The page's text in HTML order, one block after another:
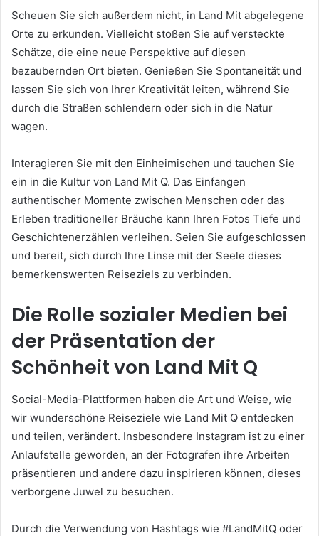
Scheuen Sie sich außerdem nicht, in Land Mit abgelegene
Orte zu erkunden. Vielleicht stoßen Sie auf versteckte
Schätze, die eine neue Perspektive auf diesen
bezaubernden Ort bieten. Genießen Sie Spontaneität und
lassen Sie sich von Ihrer Kreativität leiten, während Sie
durch die Straßen schlendern oder sich in die Natur
wagen.
Interagieren Sie mit den Einheimischen und tauchen Sie
ein in die Kultur von Land Mit Q. Das Einfangen
authentischer Momente zwischen Menschen oder das
Erleben traditioneller Bräuche kann Ihren Fotos Tiefe und
Geschichtenerzählen verleihen. Seien Sie aufgeschlossen
und bereit, sich durch Ihre Linse mit der Seele dieses
bemerkenswerten Reiseziels zu verbinden.
Die Rolle sozialer Medien bei
der Präsentation der
Schönheit von Land Mit Q
Social-Media-Plattformen haben die Art und Weise, wie
wir wunderschöne Reiseziele wie Land Mit Q entdecken
und teilen, verändert. Insbesondere Instagram ist zu einer
Anlaufstelle geworden, an der Fotografen ihre Arbeiten
präsentieren und andere dazu inspirieren können, dieses
verborgene Juwel zu besuchen.
Durch die Verwendung von Hashtags wie #LandMitQ oder